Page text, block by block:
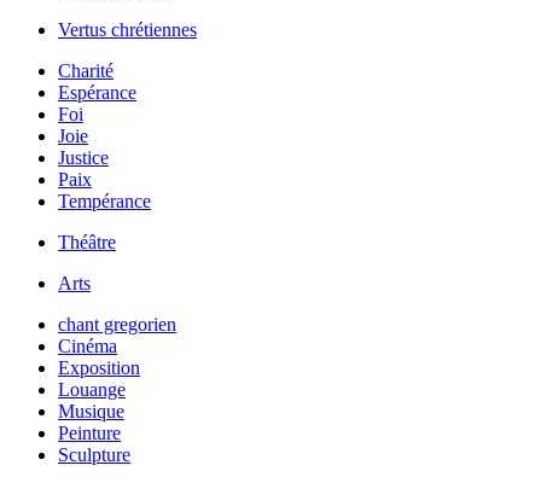
Vertus chrétiennes
Charité
Espérance
Foi
Joie
Justice
Paix
Tempérance
Théâtre
Arts
chant gregorien
Cinéma
Exposition
Louange
Musique
Peinture
Sculpture